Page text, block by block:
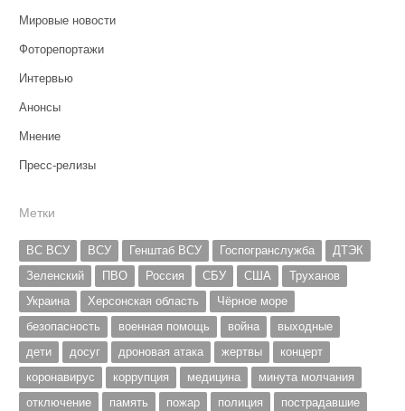
Мировые новости
Фоторепортажи
Интервью
Анонсы
Мнение
Пресс-релизы
Метки
ВС ВСУ ВСУ Генштаб ВСУ Госпогранслужба
ДТЭК
Зеленский
ПВО Россия СБУ США
Труханов
Украина
Херсонская область
Чёрное море
безопасность
военная помощь война
выходные
дети
досуг дроновая атака жертвы
концерт
коронавирус
коррупция медицина
минута молчания
отключение
память пожар полиция
пострадавшие